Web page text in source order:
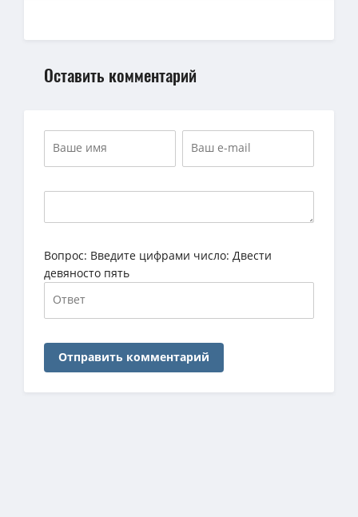
Оставить комментарий
Вопрос: Введите цифрами число: Двести
девяносто пять
Отправить комментарий